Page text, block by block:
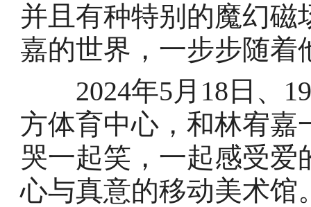
并且有种特别的魔幻
嘉的世界，一步步随着
2024年5月18日、19
方体育中心，和林宥嘉
哭一起笑，一起感受
心与真意的移动美术馆